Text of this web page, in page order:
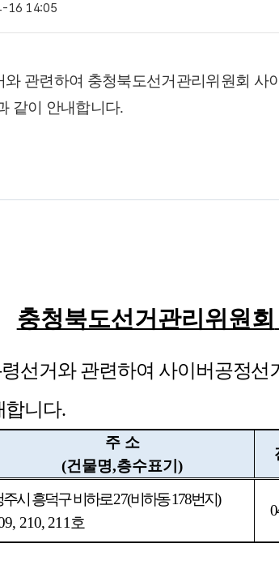
16 14:05
와 관련하여 충청북도선거관리위원회
같이 안내합니다.